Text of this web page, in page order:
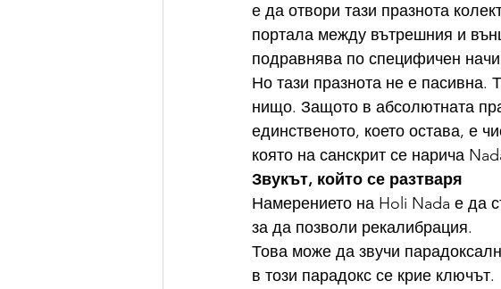
е да отвори тази празнота
портала между вътрешния и
подравнява по специфичен
Но тази празнота не е
нищо. Защото в абсолютната
единственото, което остава, е
която на санскрит се нарича
Звукът, който се разтваря
Намерението на Holi Nada е да
за да позволи рекалибрация.
Това може да звучи
в този парадокс се крие ключът.